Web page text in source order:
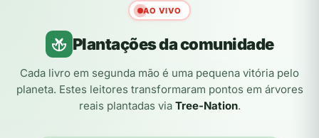
AO VIVO
Plantações da comunidade
Cada livro em segunda mão é uma pequena vitória pelo
planeta. Estes leitores transformaram pontos em árvores
reais plantadas via Tree-Nation.